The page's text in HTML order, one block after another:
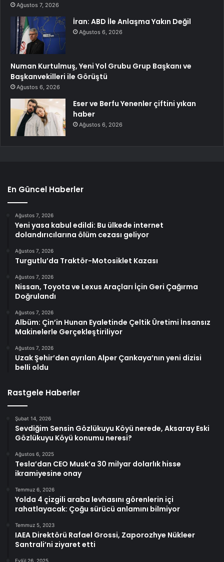
Ağustos 7, 2026
İran: ABD İle Anlaşma Yakın Değil
Ağustos 6, 2026
Numan Kurtulmuş, Yeni Yol Grubu Grup Başkanı ve
Başkanvekilleri ile Görüştü
Ağustos 6, 2026
Eser ve Berfu Yenenler çiftini yıkan
haber
Ağustos 6, 2026
En Güncel Haberler
Ağustos 7, 2026
Yeni yasa kabul edildi: Bu ülkede internet
dolandırıcılarına ölüm cezası geliyor
Ağustos 7, 2026
Turgutlu’da Traktör-Motosiklet Kazası
Ağustos 7, 2026
Nissan, Toyota ve Lexus Araçları İçin Geri Çağırma
Doğrulandı
Ağustos 7, 2026
Albüm: Çin’in Hunan Eyaletinde Çeltik Üretimi İnsansız
Makinelerle Gerçekleştiriliyor
Ağustos 7, 2026
Uzak Şehir’den ayrılan Alper Çankaya’nın yeni dizisi
belli oldu
Rastgele Haberler
Şubat 14, 2026
Sevdiğim Sensin Gözlükuyu Köyü nerede, Aksaray Eski
Gözlükuyu Köyü konumu neresi?
Ağustos 6, 2025
Tesla’dan CEO Musk’a 30 milyar dolarlık hisse
ikramiyesine onay
Temmuz 6, 2026
Yolda 4 çizgili araba levhasını görenlerin içi
rahatlayacak: Çoğu sürücü anlamını bilmiyor
Temmuz 5, 2023
IAEA Direktörü Rafael Grossi, Zaporozhye Nükleer
Santrali’ni ziyaret etti
Eylül 26, 2025